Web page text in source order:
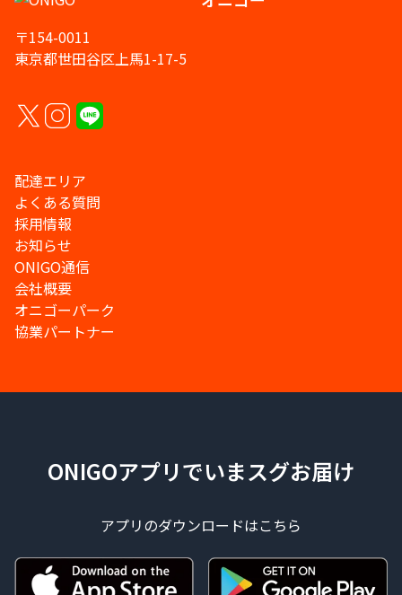
〒154-0011
東京都世田谷区上馬1-17-5
配達エリア
よくある質問
採用情報
お知らせ
ONIGO通信
会社概要
オニゴーパーク
協業パートナー
ONIGOアプリでいまスグお届け
アプリのダウンロードはこちら